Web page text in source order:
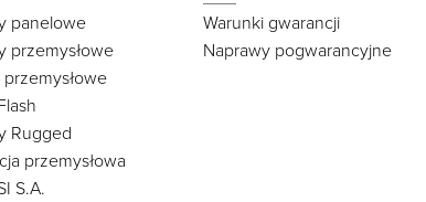
panelowe
przemysłowe
Rugged
przemysłowa
S.A.
Warunki gwarancji
Naprawy pogwarancyjne